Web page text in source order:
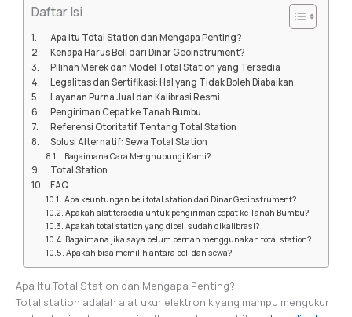
Daftar Isi
Apa Itu Total Station dan Mengapa Penting?
Kenapa Harus Beli dari Dinar Geoinstrument?
Pilihan Merek dan Model Total Station yang Tersedia
Legalitas dan Sertifikasi: Hal yang Tidak Boleh Diabaikan
Layanan Purna Jual dan Kalibrasi Resmi
Pengiriman Cepat ke Tanah Bumbu
Referensi Otoritatif Tentang Total Station
Solusi Alternatif: Sewa Total Station
Bagaimana Cara Menghubungi Kami?
Total Station
FAQ
Apa keuntungan beli total station dari Dinar Geoinstrument?
Apakah alat tersedia untuk pengiriman cepat ke Tanah Bumbu?
Apakah total station yang dibeli sudah dikalibrasi?
Bagaimana jika saya belum pernah menggunakan total station?
Apakah bisa memilih antara beli dan sewa?
Apa Itu Total Station dan Mengapa Penting?
Total station adalah alat ukur elektronik yang mampu mengukur